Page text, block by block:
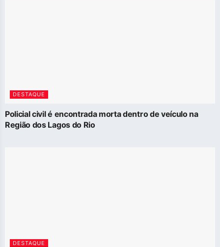
DESTAQUE
Policial civil é encontrada morta dentro de veículo na
Região dos Lagos do Rio
DESTAQUE